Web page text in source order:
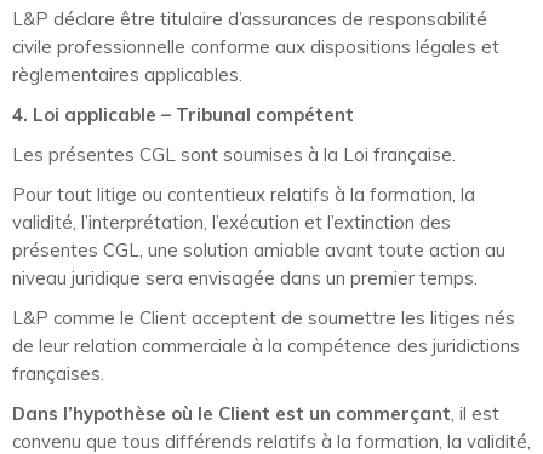
L&P déclare être titulaire d’assurances de responsabilité
civile professionnelle conforme aux dispositions légales et
règlementaires applicables.
4. Loi applicable – Tribunal compétent
Les présentes CGL sont soumises à la Loi française.
Pour tout litige ou contentieux relatifs à la formation, la
validité, l’interprétation, l’exécution et l’extinction des
présentes CGL, une solution amiable avant toute action au
niveau juridique sera envisagée dans un premier temps.
L&P comme le Client acceptent de soumettre les litiges nés
de leur relation commerciale à la compétence des juridictions
françaises.
Dans l’hypothèse où le Client est un commerçant , il est
convenu que tous différends relatifs à la formation, la validité,